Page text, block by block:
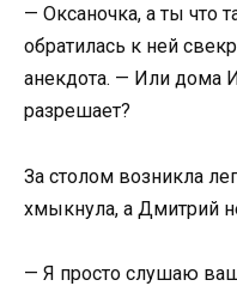
— Оксаночка, а ты что
обратилась к ней
анекдота. — Или дома
разрешает?
За столом возникла
хмыкнула, а Дмитрий
— Я просто слушаю